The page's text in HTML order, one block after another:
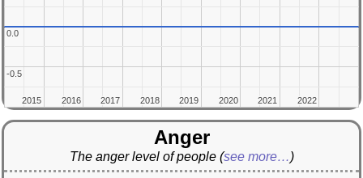
2015
2015 2016
2016 2017
2017 2018
2018 2019
2019 2020
2020 2021
2021 2022
2022
-0.5
-0.5
0.0
0.0
Anger
The anger level of people (see more…)